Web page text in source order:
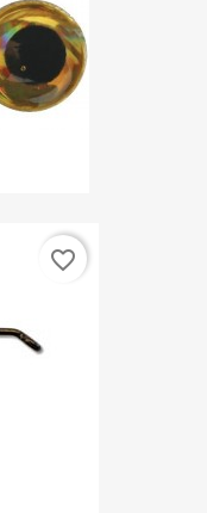
favorite_border